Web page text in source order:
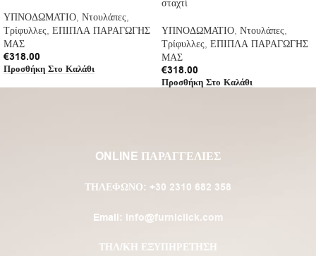
ΥΠΝΟΔΩΜΑΤΙΟ, Ντουλάπες,
Τρίφυλλες, ΕΠΙΠΛΑ ΠΑΡΑΓΩΓΗΣ
ΜΑΣ
€318.00
Προσθήκη Στο Καλάθι
σταχτί
ΥΠΝΟΔΩΜΑΤΙΟ, Ντουλάπες,
Τρίφυλλες, ΕΠΙΠΛΑ ΠΑΡΑΓΩΓΗΣ
ΜΑΣ
€318.00
Προσθήκη Στο Καλάθι
ONLINE ΠΑΡΑΓΓΕΛΙΕΣ
ΤΗΛΈΦΩΝΟ: +30 2310 682 358
Email: info@furniclick.com
ΤΗΛ/ΚΗ ΕΞΥΠΗΡΕΤΗΣΗ